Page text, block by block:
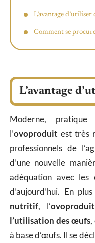
L’avantage
Comment se
L’avantage
Moderne,
l’ovoproduitest très
professionnels de
d’une nouvelle
adéquation avec les
d’aujourd’hui. En
nutritif, l’ovoproduit
l’utilisation des œufs,
à base d’œufs. Il se